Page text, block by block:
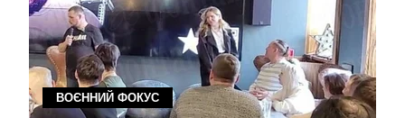
ВОЄННИЙ ФОКУС